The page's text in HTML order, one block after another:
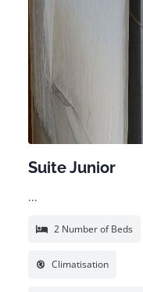
Suite Junior
...
2 Number of Beds
Climatisation